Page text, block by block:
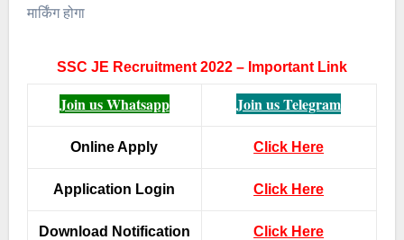
मार्किंग होगा
SSC JE Recruitment 2022 – Important Link
Join us Whatsapp Join us Telegram
Online Apply Click Here
Application Login Click Here
Download Notification Click Here